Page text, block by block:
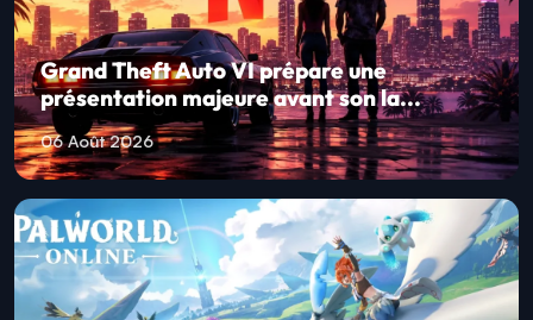
Grand Theft Auto VI prépare une
présentation majeure avant son la...
06 Août 2026